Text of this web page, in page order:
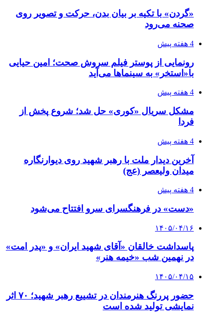
«گردن» با تکیه بر بیان بدن، حرکت و تصویر روی
صحنه می‌رود
4 هفته پیش
رونمایی از پوستر فیلم سروش صحت؛ امین حیایی
با«استخر» به سینماها می‌آید
4 هفته پیش
مشکل سریال «کوری» حل شد؛ شروع پخش از
فردا
4 هفته پیش
آخرین دیدار ملت با رهبر شهید روی دیوارنگاره
میدان ولیعصر (عج)
4 هفته پیش
«دست» در فرهنگسرای سرو افتتاح می‌شود
۱۴۰۵/۰۴/۱۶
پاسداشت خالقان «آقای شهید ایران» و «پدر امت»
در نهمین شب «خیمه هنر»
۱۴۰۵/۰۴/۱۵
حضور پررنگ هنرمندان در تشییع رهبر شهید؛ ۷۰ اثر
نمایشی تولید شده است